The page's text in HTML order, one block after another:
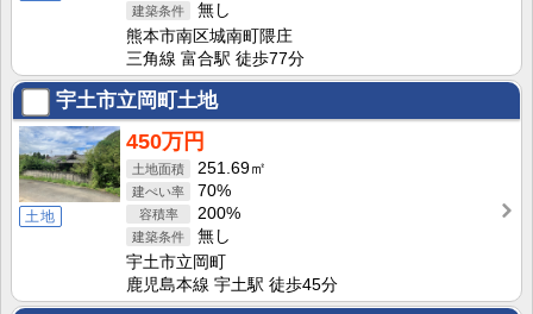
無し
熊本市南区城南町隈庄
三角線 富合駅 徒歩77分
宇土市立岡町土地
土地
450万円
251.69㎡
70%
200%
無し
宇土市立岡町
鹿児島本線 宇土駅 徒歩45分